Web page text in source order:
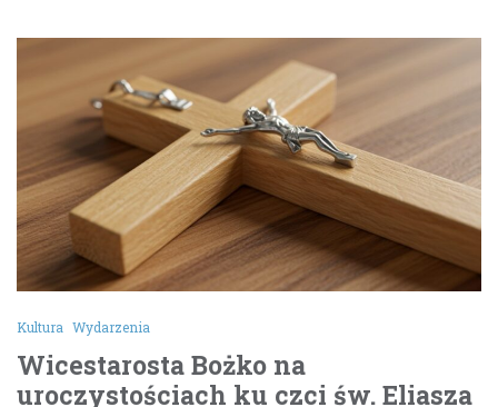
Kultura Wydarzenia
Wicestarosta Bożko na
uroczystościach ku czci św. Eliasza